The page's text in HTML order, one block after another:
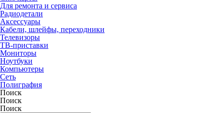
Для ремонта и сервиса
Радиодетали
Аксессуары
Кабели, шлейфы, переходники
Телевизоры
ТВ-приставки
Мониторы
Ноутбуки
Компьютеры
Сеть
Полиграфия
Поиск
Поиск
Поиск